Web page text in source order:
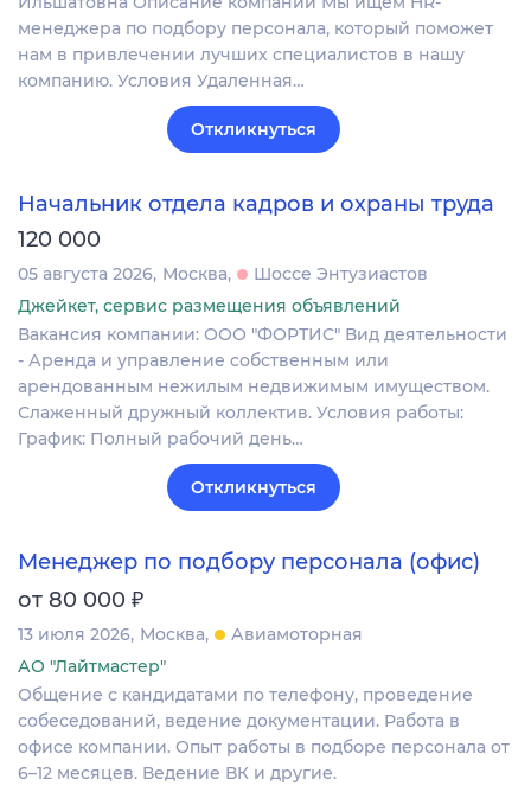
менеджера по подбору персонала, который поможет
нам в привлечении лучших специалистов в нашу
компанию. Условия Удаленная…
Откликнуться
Начальник отдела кадров и охраны труда
120 000
05 августа 2026 Москва
Шоссе Энтузиастов
Джейкет, сервис размещения объявлений
Вакансия компании: ООО "ФОРТИС" Вид деятельности
- Аренда и управление собственным или
арендованным нежилым недвижимым имуществом.
Слаженный дружный коллектив. Условия работы:
График: Полный рабочий день…
Откликнуться
Менеджер по подбору персонала (офис)
от 80 000 ₽
13 июля 2026 Москва
Авиамоторная
АО "Лайтмастер"
Общение с кандидатами по телефону, проведение
собеседований, ведение документации. Работа в
офисе компании. Опыт работы в подборе персонала от
6–12 месяцев. Ведение ВК и другие.